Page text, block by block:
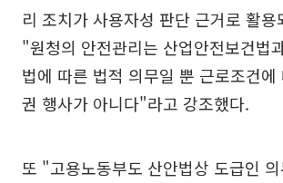
리 조치가 사용자성 판단 근거로 활
"원청의 안전관리는 산업안전보건법
법에 따른 법적 의무일 뿐 근로조건에
권 행사가 아니다"라고 강조했다.
또 "고용노동부도 산안법상 도급인